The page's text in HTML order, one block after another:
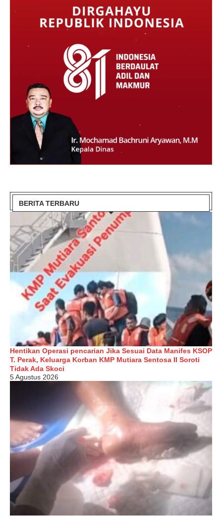
BERITA TERBARU
Hentikan Operasi pencarian Jika Sesuai Data Manifes KSOP
T. Perak, Keluarga Korban KMP Mutiara Sentosa II Soroti
Tidak Ada Skoci
5 Agustus 2026